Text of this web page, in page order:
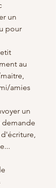
un
pour
au
amies
un
demande